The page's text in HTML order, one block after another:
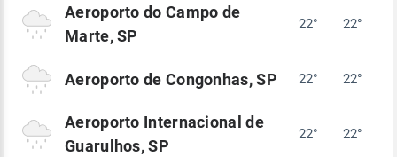
Aeroporto do Campo de
Marte, SP
22° 22°
Aeroporto de Congonhas, SP 22° 22°
Aeroporto Internacional de
Guarulhos, SP
22° 22°